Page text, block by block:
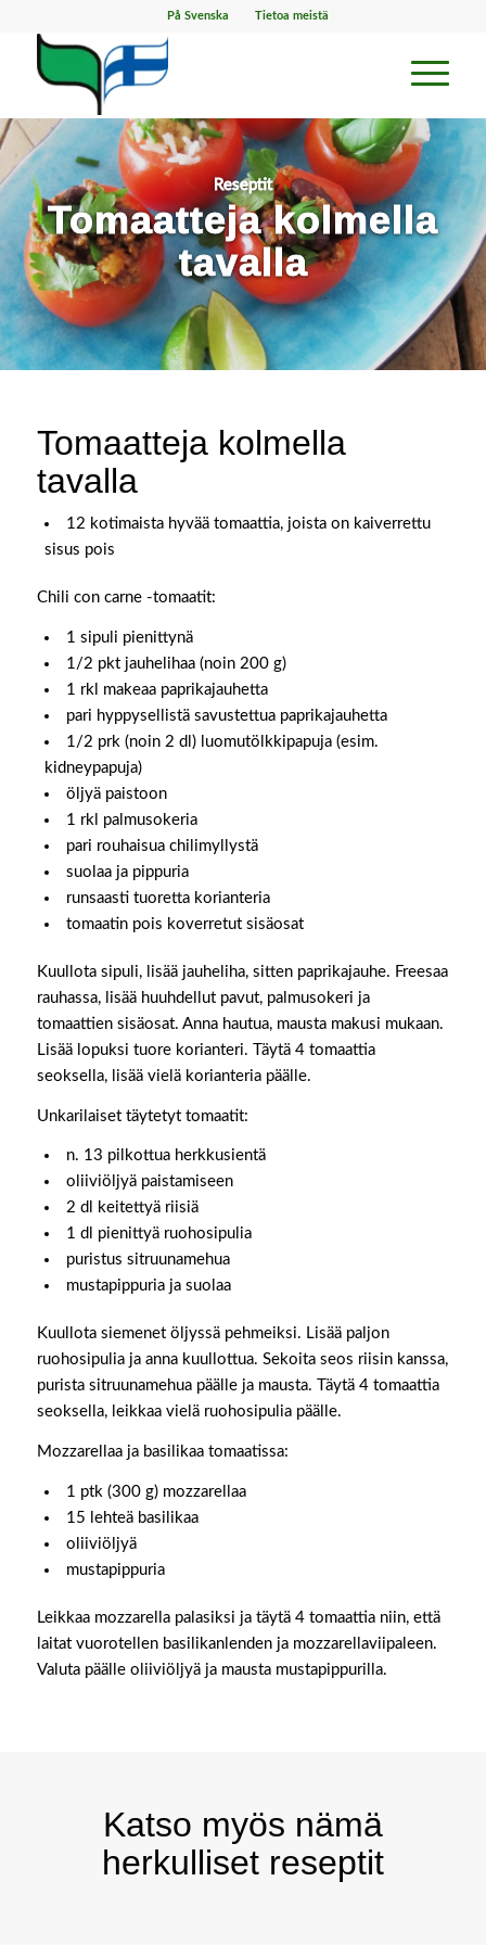
På Svenska Tietoa meistä
Reseptit
Tomaatteja kolmella
tavalla
Tomaatteja kolmella
tavalla
12 kotimaista hyvää tomaattia, joista on kaiverrettu
sisus pois
Chili con carne -tomaatit:
1 sipuli pienittynä
1/2 pkt jauhelihaa (noin 200 g)
1 rkl makeaa paprikajauhetta
pari hyppysellistä savustettua paprikajauhetta
1/2 prk (noin 2 dl) luomutölkkipapuja (esim.
kidneypapuja)
öljyä paistoon
1 rkl palmusokeria
pari rouhaisua chilimyllystä
suolaa ja pippuria
runsaasti tuoretta korianteria
tomaatin pois koverretut sisäosat
Kuullota sipuli, lisää jauheliha, sitten paprikajauhe. Freesaa
rauhassa, lisää huuhdellut pavut, palmusokeri ja
tomaattien sisäosat. Anna hautua, mausta makusi mukaan.
Lisää lopuksi tuore korianteri. Täytä 4 tomaattia
seoksella, lisää vielä korianteria päälle.
Unkarilaiset täytetyt tomaatit:
n. 13 pilkottua herkkusientä
oliiviöljyä paistamiseen
2 dl keitettyä riisiä
1 dl pienittyä ruohosipulia
puristus sitruunamehua
mustapippuria ja suolaa
Kuullota siemenet öljyssä pehmeiksi. Lisää paljon
ruohosipulia ja anna kuullottua. Sekoita seos riisin kanssa,
purista sitruunamehua päälle ja mausta. Täytä 4 tomaattia
seoksella, leikkaa vielä ruohosipulia päälle.
Mozzarellaa ja basilikaa tomaatissa:
1 ptk (300 g) mozzarellaa
15 lehteä basilikaa
oliiviöljyä
mustapippuria
Leikkaa mozzarella palasiksi ja täytä 4 tomaattia niin, että
laitat vuorotellen basilikanlenden ja mozzarellaviipaleen.
Valuta päälle oliiviöljyä ja mausta mustapippurilla.
Katso myös nämä
herkulliset reseptit